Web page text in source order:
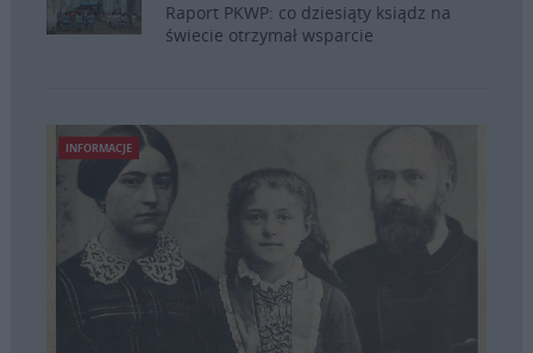
Raport PKWP: co dziesiąty ksiądz na
świecie otrzymał wsparcie
INFORMACJE